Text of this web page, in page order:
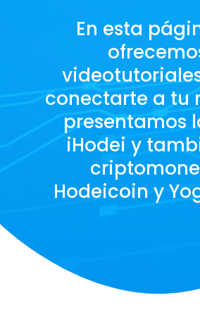
En esta
conectarte a tu
presentamos
iHodei y
Hodeicoin y